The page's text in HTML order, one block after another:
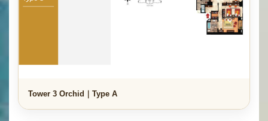
Tower 3 Orchid｜Type A